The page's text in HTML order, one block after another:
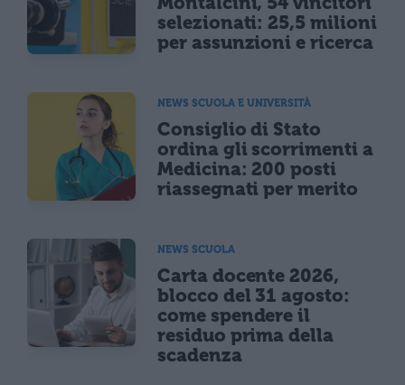
selezionati: 25,5 milioni
per assunzioni e ricerca
NEWS SCUOLA E UNIVERSITÀ
Consiglio di Stato
ordina gli scorrimenti a
Medicina: 200 posti
riassegnati per merito
NEWS SCUOLA
Carta docente 2026,
blocco del 31 agosto:
come spendere il
residuo prima della
scadenza